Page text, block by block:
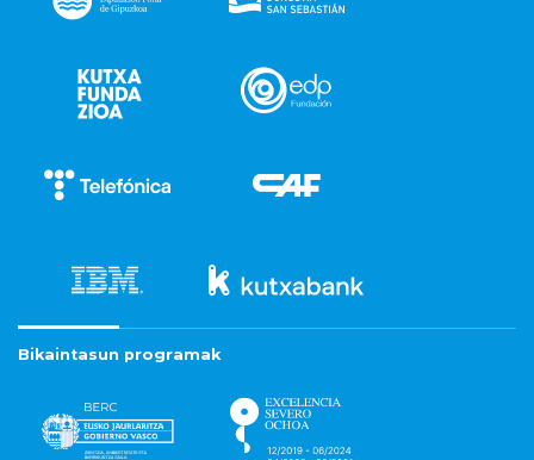
Bikaintasun programak